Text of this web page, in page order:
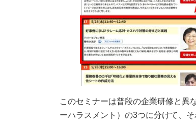
このセミナーは普段の企業研修と異
ーハラスメント）の3つに分けて、